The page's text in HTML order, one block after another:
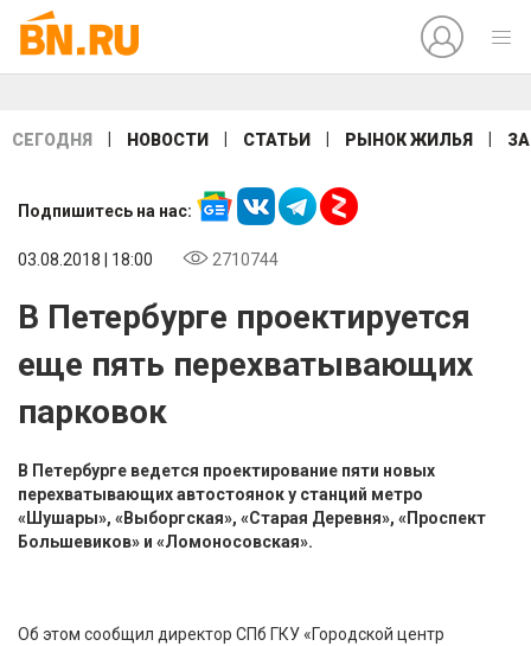
СЕГОДНЯ НОВОСТИ СТАТЬИ РЫНОК ЖИЛЬЯ
Подпишитесь на нас:
03.08.2018 | 18:00 2710744
В Петербурге проектируется
еще пять перехватывающих
парковок
В Петербурге ведется проектирование пяти новых
перехватывающих автостоянок у станций метро
«Шушары», «Выборгская», «Старая Деревня», «Проспект
Большевиков» и «Ломоносовская».
Об этом сообщил директор СПб ГКУ «Городской центр